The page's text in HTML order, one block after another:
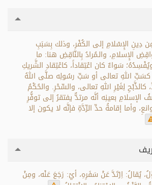
دِينِ الإِسْلامِ إلى الكُفْرِ، وذلك بِسَبَبِ
الإِسلامِ، والـمُرادُ بِالنّاقِضِ هنا: ما
سَواءٌ كان اعْتِقاداً، كاعْتِقادِ الشَّريكِ
كسَبِّ اللهِ تعالى أو سَبِّ رسُولِه صلَّى اللهُ
كالذَّبْحِ لِغَيْرِ اللهِ تعالى، والسِّحْرِ. والحُكْمُ
بعينِه أنَّه مرتدٌّ يفتقرُ إلى توفُّرِ
وأما إقامةُ حدِّ الرِّدَّةِ فإنَّه لا يكون إلا
يُقالُ: اِرْتَدَّ عَنْ سَفَرِهِ، أيْ: رَجَعَ عَنْه، ومِنْ